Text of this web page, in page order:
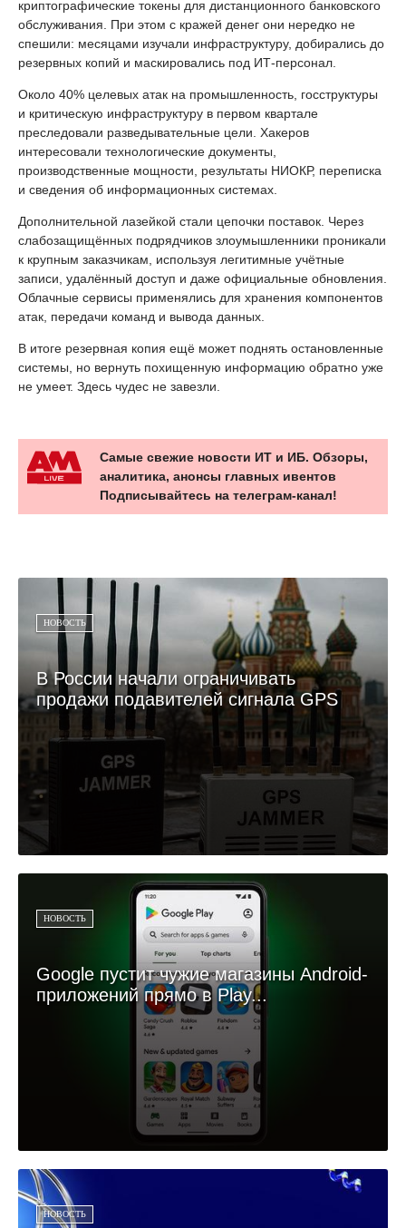
криптографические токены для дистанционного банковского
обслуживания. При этом с кражей денег они нередко не
спешили: месяцами изучали инфраструктуру, добирались до
резервных копий и маскировались под ИТ-персонал.
Около 40% целевых атак на промышленность, госструктуры
и критическую инфраструктуру в первом квартале
преследовали разведывательные цели. Хакеров
интересовали технологические документы,
производственные мощности, результаты НИОКР, переписка
и сведения об информационных системах.
Дополнительной лазейкой стали цепочки поставок. Через
слабозащищённых подрядчиков злоумышленники проникали
к крупным заказчикам, используя легитимные учётные
записи, удалённый доступ и даже официальные обновления.
Облачные сервисы применялись для хранения компонентов
атак, передачи команд и вывода данных.
В итоге резервная копия ещё может поднять остановленные
системы, но вернуть похищенную информацию обратно уже
не умеет. Здесь чудес не завезли.
Самые свежие новости ИТ и ИБ. Обзоры,
аналитика, анонсы главных ивентов
Подписывайтесь на телеграм-канал!
НОВОСТЬ
В России начали ограничивать
продажи подавителей сигнала GPS
НОВОСТЬ
Google пустит чужие магазины Android-
приложений прямо в Play...
НОВОСТЬ